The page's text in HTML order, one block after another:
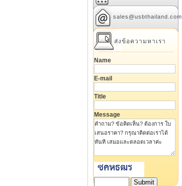
sales@usbthailand.com
ส่งข้อความหาเรา
Name
E-mail
Title
Message